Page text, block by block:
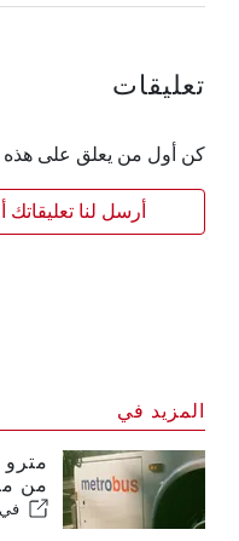
تعليقات
كن أول من يعلق على هذه
أرسل لنا
المزيد في
مترو
من